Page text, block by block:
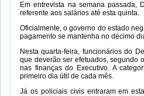
Em entrevista na semana
referente aos salários até esta quinta.
Oficialmente, o governo do estado
pagamento se mantenha no décimo
Nesta quarta-feira, funcionários do
que deverão ser efetuados, segundo
nas finanças do Executivo. A
primeiro dia útil de cada mês.
Já os policiais civis entraram em